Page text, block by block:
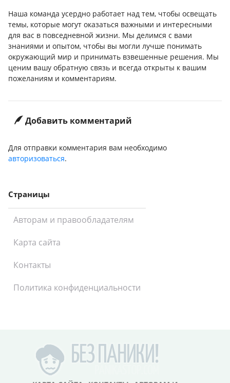
Наша команда усердно работает над тем, чтобы освещать
темы, которые могут оказаться важными и интересными
для вас в повседневной жизни. Мы делимся с вами
знаниями и опытом, чтобы вы могли лучше понимать
окружающий мир и принимать взвешенные решения. Мы
ценим вашу обратную связь и всегда открыты к вашим
пожеланиям и комментариям.
Добавить комментарий
Для отправки комментария вам необходимо
авторизоваться.
Страницы
Авторам и правообладателям
Карта сайта
Контакты
Политика конфиденциальности